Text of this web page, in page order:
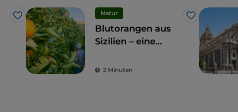
Like
Natur
Like
Blutorangen aus
Sizilien – eine
Delikatesse
2 Minuten